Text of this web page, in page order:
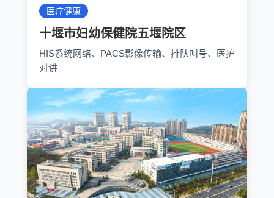
医疗健康
十堰市妇幼保健院五堰院区
HIS系统网络、PACS影像传输、排队叫号、医护
对讲